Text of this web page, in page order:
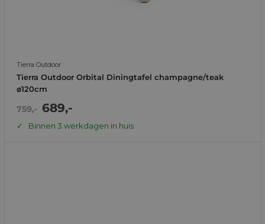
Tierra Outdoor
Tierra Outdoor Orbital Diningtafel champagne/teak
ø120cm
Normale
prijs
759,- Actie
prijs
689,-
Binnen 3 werkdagen in huis